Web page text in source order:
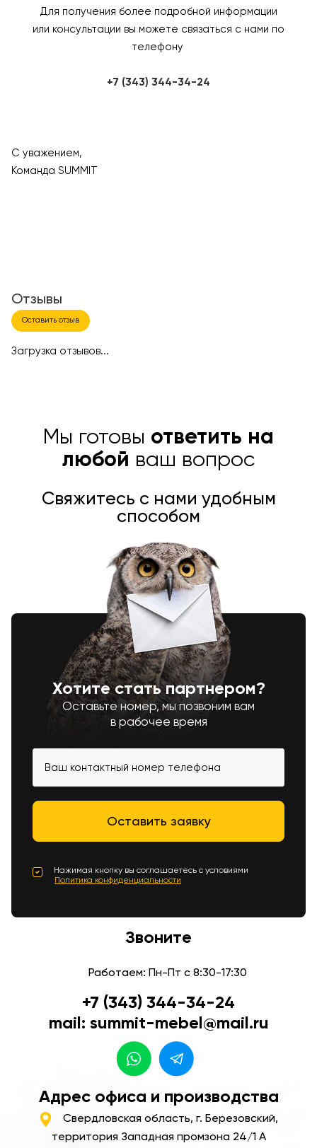
Для получения более подробной информации
или консультации вы можете связаться с нами по
телефону
+7 (343) 344-34-24
С уважением,
Команда SUMMIT
Отзывы
Оставить отзыв
Загрузка отзывов...
Мы готовы ответить на
любой ваш вопрос
Свяжитесь с нами удобным
способом
Хотите стать партнером?
Оставьте номер, мы позвоним вам
в рабочее время
Нажимая кнопку вы соглашаетесь с условиями
Политика конфиденциальности
Звоните
Работаем: Пн-Пт с 8:30-17:30
+7 (343) 344-34-24
mail: summit-mebel@mail.ru
Адрес офиса и производства
Свердловская область, г. Березовский,
территория Западная промзона 24/1 А